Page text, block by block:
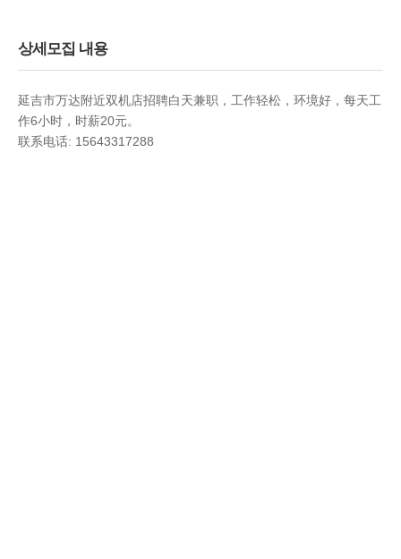
상세모집 내용
延吉市万达附近双机店招聘白天兼职，工作轻松，环境好，每天工
作6小时，时薪20元。
联系电话: 15643317288